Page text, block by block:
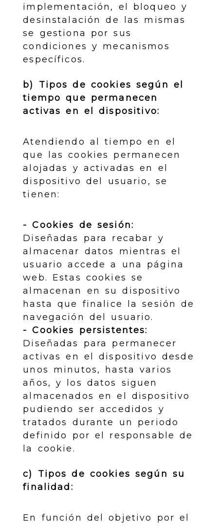
implementación, el bloqueo y
desinstalación de las mismas
se gestiona por sus
condiciones y mecanismos
específicos.
b) Tipos de cookies según el
tiempo que permanecen
activas en el dispositivo:
Atendiendo al tiempo en el
que las cookies permanecen
alojadas y activadas en el
dispositivo del usuario, se
tienen:
- Cookies de sesión:
Diseñadas para recabar y
almacenar datos mientras el
usuario accede a una página
web. Estas cookies se
almacenan en su dispositivo
hasta que finalice la sesión de
navegación del usuario.
- Cookies persistentes:
Diseñadas para permanecer
activas en el dispositivo desde
unos minutos, hasta varios
años, y los datos siguen
almacenados en el dispositivo
pudiendo ser accedidos y
tratados durante un periodo
definido por el responsable de
la cookie.
c) Tipos de cookies según su
finalidad:
En función del objetivo por el